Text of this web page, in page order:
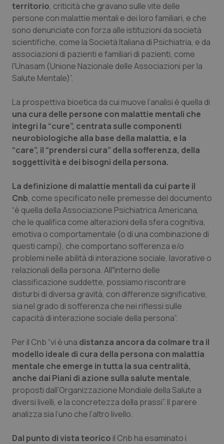
Toscana
Umbria
Valle D’Aosta
Obesità
Oftalmologia
Oncodermatologia
Oncologia & Nutrizione
Psoriasi & pelle
Quotidiano Chirurgia
Quotidiano Oncologia
Quotidiano Pediatria
Rene & patologie urogenitali
Salute orale & impianti
Tiroide
Tumore al seno
Tumore ovarico
territorio, criticità che gravano sulle vite delle
persone con malattie mentali e dei loro familiari, e che
sono denunciate con forza alle istituzioni da società
scientifiche, come la Società Italiana di Psichiatria, e da
associazioni di pazienti e familiari di pazienti, come
l'Unasam (Unione Nazionale delle Associazioni per la
Salute Mentale)”.
La prospettiva bioetica da cui muove l’analisi è quella di
una cura delle persone con malattie mentali che
integri la “cure”, centrata sulle componenti
neurobiologiche alla base della malattia, e la
“care”, il “prendersi cura” della sofferenza, della
soggettività e dei bisogni della persona.
La definizione di malattie mentali da cui parte il
Cnb, come specificato nelle premesse del documento
“è quella della Associazione Psichiatrica Americana,
che le qualifica come alterazioni della sfera cognitiva,
emotiva o comportamentale (o di una combinazione di
questi campi), che comportano sofferenza e/o
problemi nelle abilità di interazione sociale, lavorative o
relazionali della persona. All‟interno delle
classificazione suddette, possiamo riscontrare
disturbi di diversa gravità, con differenze significative,
sia nel grado di sofferenza che nei riflessi sulle
capacità di interazione sociale della persona”.
Per il Cnb “vi è una distanza ancora da colmare tra il
modello ideale di cura della persona con malattia
mentale che emerge in tutta la sua centralità,
anche dai Piani di azione sulla salute mentale,
proposti dall’Organizzazione Mondiale della Salute a
diversi livelli, e la concretezza della prassi”. Il parere
analizza sia l’uno che l’altro livello.
Dal punto di vista teorico il Cnb ha esaminato i